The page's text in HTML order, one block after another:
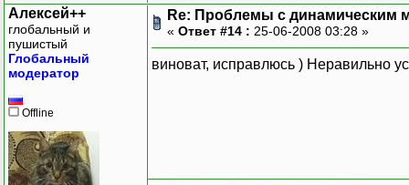
Алексей++
глобальный и
пушистый
Глобальный
модератор
Offline
Re: Проблемы с динамическим
« Ответ #14 : 25-06-2008 03:28 »
виноват, исправлюсь ) Неравильно